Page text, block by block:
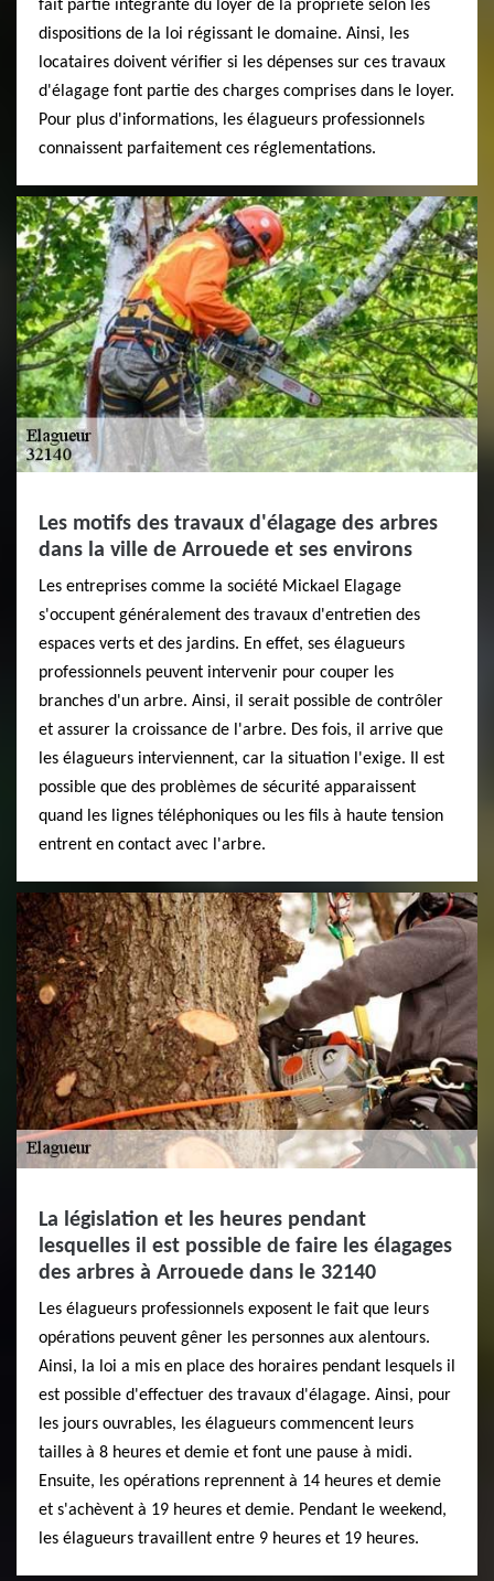
fait partie intégrante du loyer de la propriété selon les
dispositions de la loi régissant le domaine. Ainsi, les
locataires doivent vérifier si les dépenses sur ces travaux
d'élagage font partie des charges comprises dans le loyer.
Pour plus d'informations, les élagueurs professionnels
connaissent parfaitement ces réglementations.
Les motifs des travaux d'élagage des arbres
dans la ville de Arrouede et ses environs
Les entreprises comme la société Mickael Elagage
s'occupent généralement des travaux d'entretien des
espaces verts et des jardins. En effet, ses élagueurs
professionnels peuvent intervenir pour couper les
branches d'un arbre. Ainsi, il serait possible de contrôler
et assurer la croissance de l'arbre. Des fois, il arrive que
les élagueurs interviennent, car la situation l'exige. Il est
possible que des problèmes de sécurité apparaissent
quand les lignes téléphoniques ou les fils à haute tension
entrent en contact avec l'arbre.
La législation et les heures pendant
lesquelles il est possible de faire les élagages
des arbres à Arrouede dans le 32140
Les élagueurs professionnels exposent le fait que leurs
opérations peuvent gêner les personnes aux alentours.
Ainsi, la loi a mis en place des horaires pendant lesquels il
est possible d'effectuer des travaux d'élagage. Ainsi, pour
les jours ouvrables, les élagueurs commencent leurs
tailles à 8 heures et demie et font une pause à midi.
Ensuite, les opérations reprennent à 14 heures et demie
et s'achèvent à 19 heures et demie. Pendant le weekend,
les élagueurs travaillent entre 9 heures et 19 heures.